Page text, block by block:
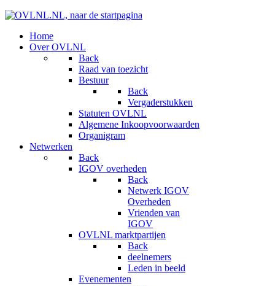
Home
Over OVLNL
Back
Raad van toezicht
Bestuur
Back
Vergaderstukken
Statuten OVLNL
Algemene Inkoopvoorwaarden
Organigram
Netwerken
Back
IGOV overheden
Back
Netwerk IGOV
Overheden
Vrienden van
IGOV
OVLNL marktpartijen
Back
deelnemers
Leden in beeld
Evenementen